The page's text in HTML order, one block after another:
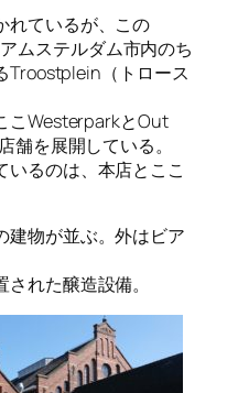
れているが、この
ムステルダム市内のち
Troostplein（トロース
こWesterparkとOut
舗を展開している。
いるのは、本店とここ
建物が並ぶ。外はビア
れた醸造設備。